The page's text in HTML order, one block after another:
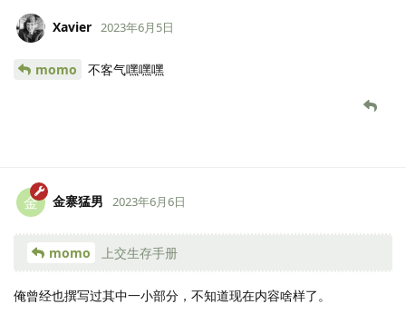
Xavier 2023年6月5日
momo 不客气嘿嘿嘿
金 金寨猛男 2023年6月6日
momo 上交生存手册
俺曾经也撰写过其中一小部分，不知道现在内容啥样了。